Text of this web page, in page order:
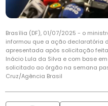
Brasília (DF), 01/07/2025 - o
informou que a ação declaratória
apresentada após solicitação
Inácio Lula da Silva e com base
solicitado ao órgão na semana
Cruz/Agência Brasil